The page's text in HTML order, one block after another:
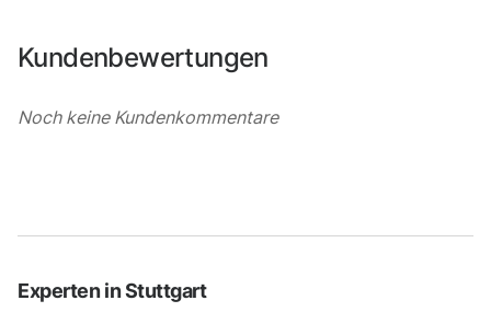
Kundenbewertungen
Noch keine Kundenkommentare
Experten inStuttgart